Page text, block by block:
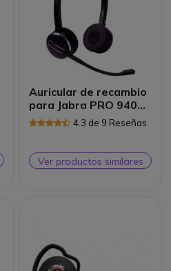
Auricular de recambio
para Jabra PRO 9400
Dúo
4.3 de 9 Reseñas
Ver productos similares